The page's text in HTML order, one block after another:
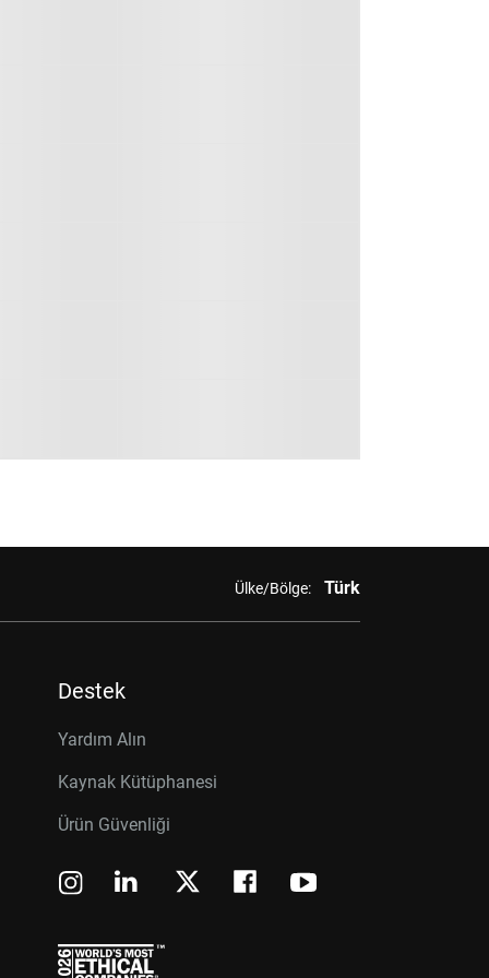
Ülke/Bölge: Türk
Destek
Yardım Alın
Kaynak Kütüphanesi
Ürün Güvenliği